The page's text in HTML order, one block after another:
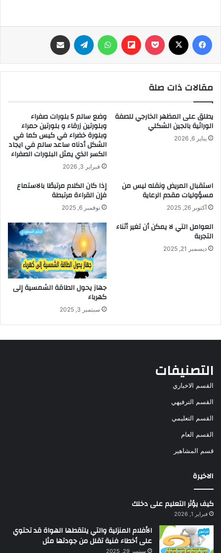
فيسبوك ‫Pocket
Flipboard واتساب تيلقرام
مقالات ذات صلة
يطلق على المظهر الخارجي للصفة
الوراثية بالجين الشكلي
يناير 6, 2026
وضع سالم 5 بلورات صفراء
وبلورتين زرقاء و بلورتين حمراء
وبلورة خضراء في كيس كما في
الشكل أدناه ساعد سالم في ايجاد
الكسر الذي يمثل البلورات الصفراء
فبراير 3, 2026
استقبال المريض ونقله ليس من
مسؤوليات مقدم الرعاية
أكتوبر 26, 2025
إذا كان الكلام مرتبطًا بالاستماع
فإن القراءة مرتبطة
نوفمبر 6, 2025
العوامل التي لا يمكن أن تغير أثناء
التجربة
ديسمبر 21, 2025
جهاز يحول الطاقة الشمسية إلى
كهرباء
سبتمبر 3, 2025
التصنيفات
القسم الاخباري
القسم الترفيهي
القسم التعليمي
القسم العام
قسم المشاهير
الاخيرة
كيف يؤثر التعليم على دخلك
فبراير 1, 2026
الأفلام المنزلية والتي يلتقطها الهواة قد تحتوي
على أخطاء فنية تقلل من جودتها مثل
سبتمبر 29, 2025